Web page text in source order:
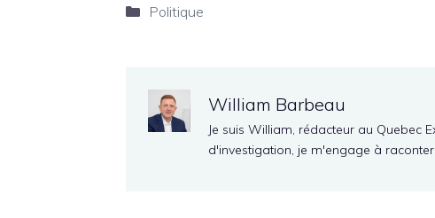
Catégories
Politique
William Barbeau
Je suis William, rédacteur au Quebec
d'investigation, je m'engage à